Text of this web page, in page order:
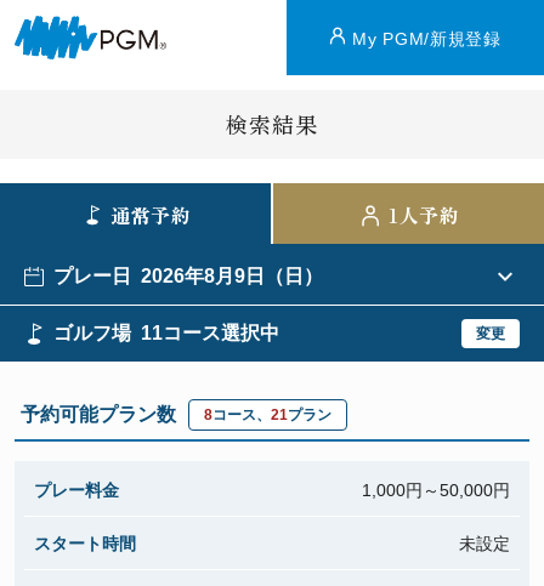
My PGM/新規登録
検索結果
通常予約 1人予約
プレー日 2026年8月9日（日）
ゴルフ場 11コース選択中 変更
予約可能プラン数 8コース、 21プラン
プレー料金 1,000円～50,000円
スタート時間 未設定